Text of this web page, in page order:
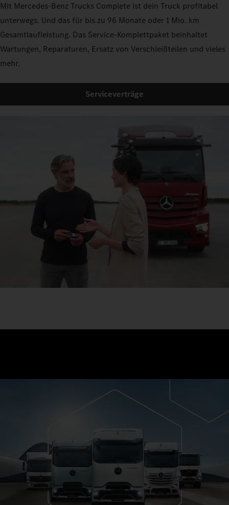
Mit Mercedes‑Benz Trucks Complete ist dein Truck profitabel
unterwegs. Und das für bis zu 96 Monate oder 1 Mio. km
Gesamtlaufleistung. Das Service-Komplettpaket beinhaltet
Wartungen, Reparaturen, Ersatz von Verschleißteilen und vieles
mehr.
Serviceverträge